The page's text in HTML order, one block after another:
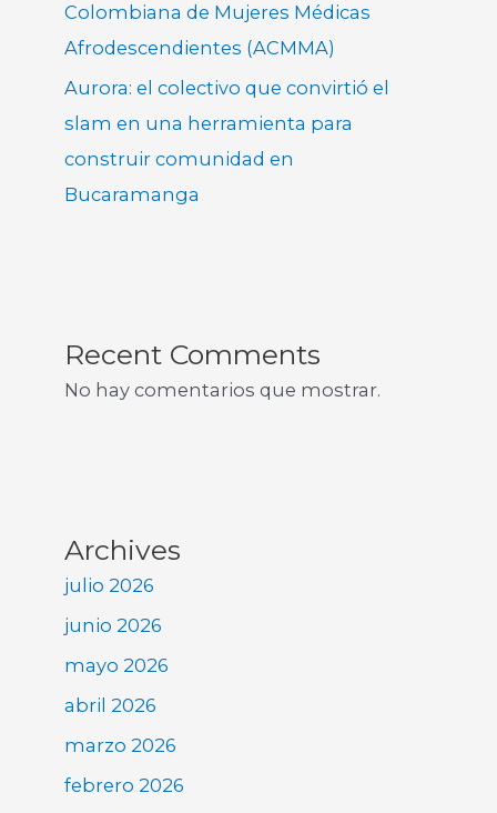
Colombiana de Mujeres Médicas
Afrodescendientes (ACMMA)
Aurora: el colectivo que convirtió el
slam en una herramienta para
construir comunidad en
Bucaramanga
Recent Comments
No hay comentarios que mostrar.
Archives
julio 2026
junio 2026
mayo 2026
abril 2026
marzo 2026
febrero 2026